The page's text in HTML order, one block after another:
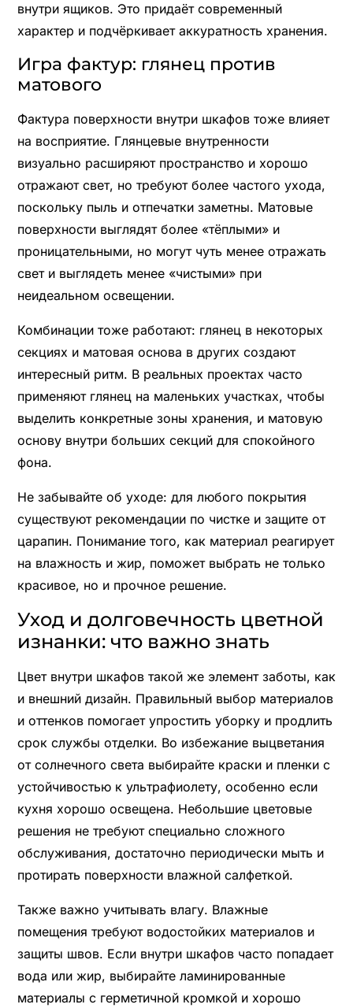
внутри ящиков. Это придаёт современный
характер и подчёркивает аккуратность хранения.
Игра фактур: глянец против
матового
Фактура поверхности внутри шкафов тоже влияет
на восприятие. Глянцевые внутренности
визуально расширяют пространство и хорошо
отражают свет, но требуют более частого ухода,
поскольку пыль и отпечатки заметны. Матовые
поверхности выглядят более «тёплыми» и
проницательными, но могут чуть менее отражать
свет и выглядеть менее «чистыми» при
неидеальном освещении.
Комбинации тоже работают: глянец в некоторых
секциях и матовая основа в других создают
интересный ритм. В реальных проектах часто
применяют глянец на маленьких участках, чтобы
выделить конкретные зоны хранения, и матовую
основу внутри больших секций для спокойного
фона.
Не забывайте об уходе: для любого покрытия
существуют рекомендации по чистке и защите от
царапин. Понимание того, как материал реагирует
на влажность и жир, поможет выбрать не только
красивое, но и прочное решение.
Уход и долговечность цветной
изнанки: что важно знать
Цвет внутри шкафов такой же элемент заботы, как
и внешний дизайн. Правильный выбор материалов
и оттенков помогает упростить уборку и продлить
срок службы отделки. Во избежание выцветания
от солнечного света выбирайте краски и пленки с
устойчивостью к ультрафиолету, особенно если
кухня хорошо освещена. Небольшие цветовые
решения не требуют специально сложного
обслуживания, достаточно периодически мыть и
протирать поверхности влажной салфеткой.
Также важно учитывать влагу. Влажные
помещения требуют водостойких материалов и
защиты швов. Если внутри шкафов часто попадает
вода или жир, выбирайте ламинированные
материалы с герметичной кромкой и хорошо